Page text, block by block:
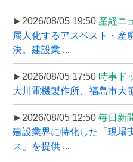
►2026/08/05 19:50 産経ニ
属人化するアスベスト・産
決。建設業 ...
►2026/08/05 17:50 時事ド
大川電機製作所、福島市大
►2026/08/05 12:50 毎日新
建設業界に特化した「現場
ス」を提供 ...